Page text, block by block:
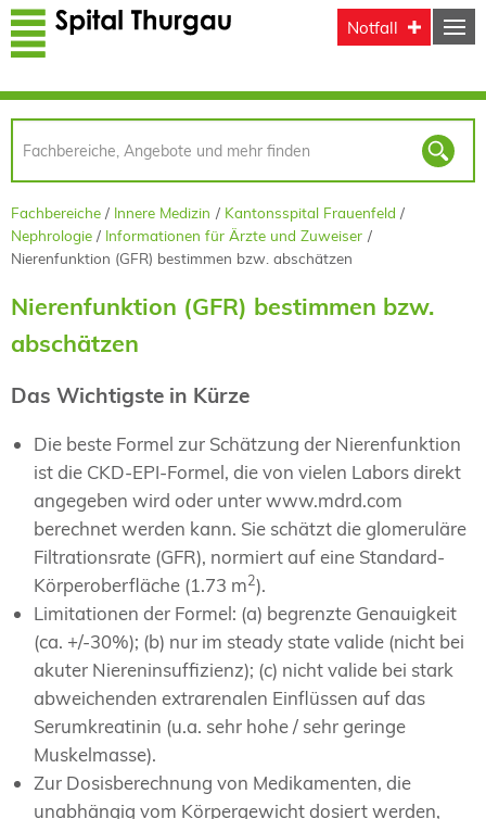
Direkt zum Inhalt
Notfall
Fachbereiche Innere Medizin
Kantonsspital Frauenfeld
Nephrologie
Informationen für Ärzte und Zuweiser
Nierenfunktion (GFR) bestimmen bzw. abschätzen
Nierenfunktion (GFR) bestimmen bzw.
abschätzen
Das Wichtigste in Kürze
Die beste Formel zur Schätzung der Nierenfunktion
ist die CKD-EPI-Formel, die von vielen Labors direkt
angegeben wird oder unter www.mdrd.com
berechnet werden kann. Sie schätzt die glomeruläre
Filtrationsrate (GFR), normiert auf eine Standard-
Körperoberfläche (1.73 m2).
Limitationen der Formel: (a) begrenzte Genauigkeit
(ca. +/-30%); (b) nur im steady state valide (nicht bei
akuter Niereninsuffizienz); (c) nicht valide bei stark
abweichenden extrarenalen Einflüssen auf das
Serumkreatinin (u.a. sehr hohe / sehr geringe
Muskelmasse).
Zur Dosisberechnung von Medikamenten, die
unabhängig vom Körpergewicht dosiert werden,